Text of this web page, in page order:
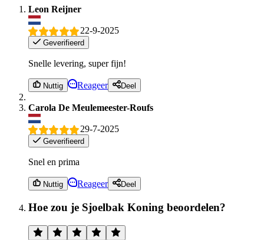
Leon Reijner
22-9-2025
Geverifieerd
Snelle levering, super fijn!
Nuttig Reageer Deel
Carola De Meulemeester-Roufs
29-7-2025
Geverifieerd
Snel en prima
Nuttig Reageer Deel
Hoe zou je Sjoelbak Koning beoordelen?